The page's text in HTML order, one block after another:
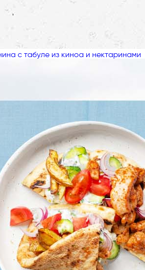
с табуле из киноа и нектаринами